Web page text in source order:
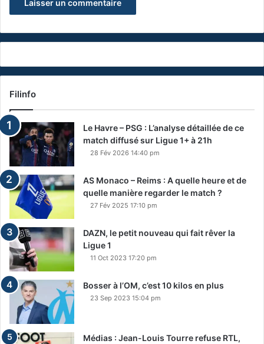
Filinfo
Le Havre – PSG : L’analyse détaillée de ce
match diffusé sur Ligue 1+ à 21h
28 Fév 2026 14:40 pm
AS Monaco – Reims : A quelle heure et de
quelle manière regarder le match ?
27 Fév 2025 17:10 pm
DAZN, le petit nouveau qui fait rêver la
Ligue 1
11 Oct 2023 17:20 pm
Bosser à l’OM, c’est 10 kilos en plus
23 Sep 2023 15:04 pm
Médias : Jean-Louis Tourre refuse RTL,